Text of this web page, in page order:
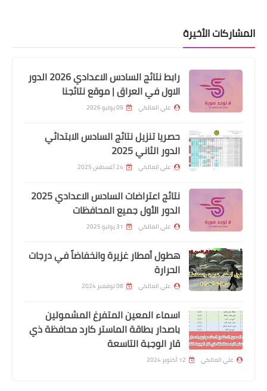
قوائم شمول بشبكة رعاية اجتماعية
والمعين المتفرغ
اخبار العامة
الأنواء الجوية توضح شدة العاصفة الترابية
المرتقبة وتحدد موعد زوالها
المشاركات الأخيرة
رابط نتائج السادس الاعدادي 2026 الدور
الاول في العراق | موقع نتائجنا
علي المالكي 09 يوليو 2026
حصريا تنزيل نتائج السادس الابتدائي
الدور الثاني 2025
علي المالكي 24 أغسطس 2025
نتائج اعتراضات السادس الاعدادي 2025
الدور الأول جميع المحافظات
علي المالكي 31 يوليو 2025
هطول أمطار غزيرة وانخفاضاً في درجات
الحرارة
علي المالكي 08 نوفمبر 2024
اسماء المعين المتفرغ المشمولين
باصدار بطاقة الماستر كارد محافظة ذي
قار الوجبة التاسعة
علي المالكي 12 أكتوبر 2024